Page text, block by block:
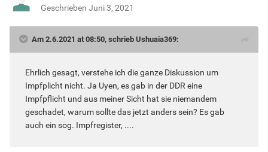
Geschrieben Juni 3, 2021
Am 2.6.2021 at 08:50, schrieb Ushuaia369:
Ehrlich gesagt, verstehe ich die ganze Diskussion um
Impfplicht nicht. Ja Uyen, es gab in der DDR eine
Impfpflicht und aus meiner Sicht hat sie niemandem
geschadet, warum sollte das jetzt anders sein? Es gab
auch ein sog. Impfregister, ....